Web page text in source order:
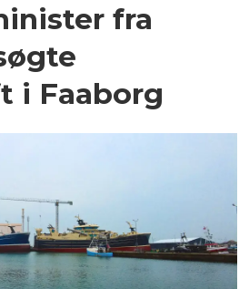
fra
i Faaborg